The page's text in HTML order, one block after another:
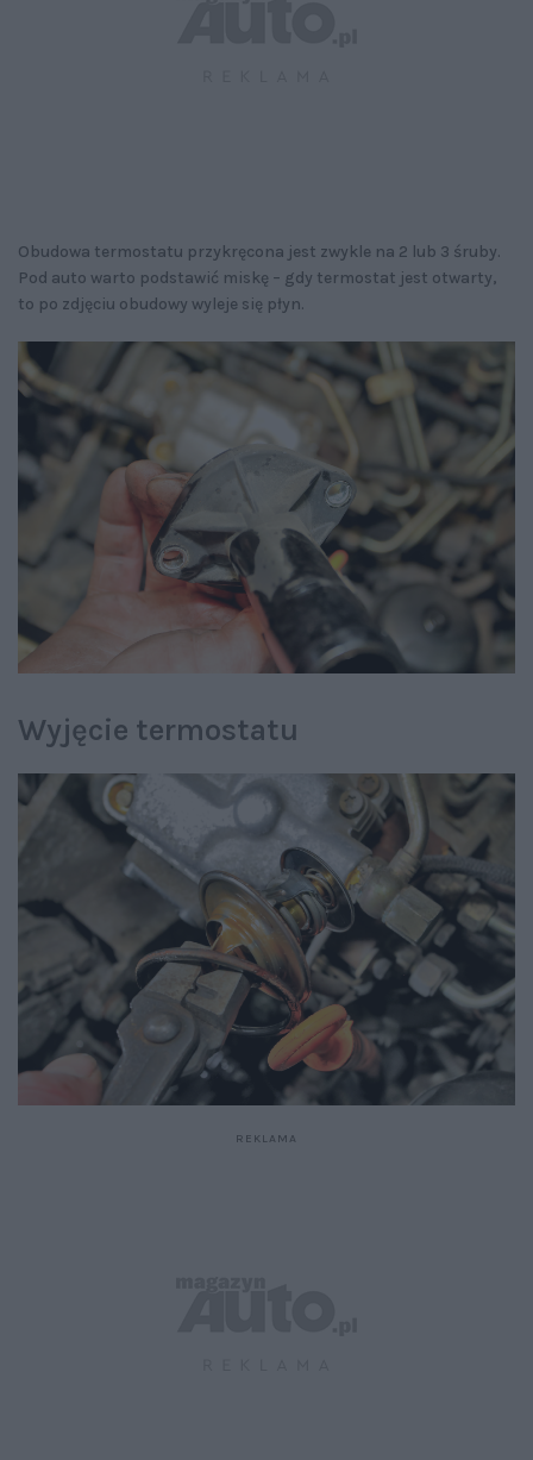
Obudowa termostatu przykręcona jest zwykle na 2 lub 3 śruby.
Pod auto warto podstawić miskę – gdy termostat jest otwarty,
to po zdjęciu obudowy wyleje się płyn.
Wyjęcie termostatu